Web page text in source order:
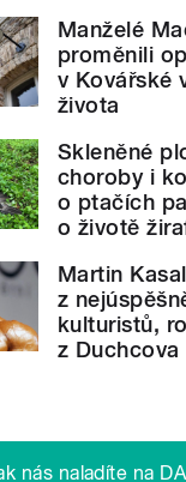
Manželé
proměnili
v Kovářské
života
Skleněné
choroby i
o ptačích
o životě
Martin
z
kulturistů,
z Duchcova
nás naladíte na